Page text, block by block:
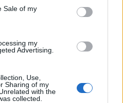
Sale of my
my
Advertising.
Use,
Sharing of my
with the
collected.